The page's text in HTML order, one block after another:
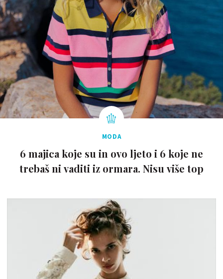
MODA
6 majica koje su in ovo ljeto i 6 koje ne
trebaš ni vaditi iz ormara. Nisu više top